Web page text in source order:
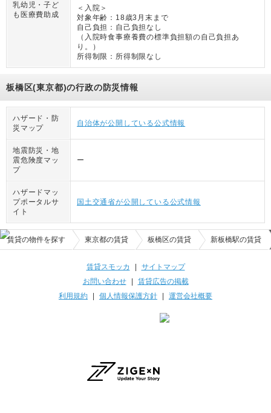
乳幼児・子ど
も医療費助成
＜入院＞
対象年齢： 18歳3月末まで
自己負担： 自己負担なし
（ 入院時食事療養費の標準負担額の自己負担あ
り。
）
所得制限： 所得制限なし
板橋区(東京都)の行政の防災情報
ハザード・防
災マップ
自治体が公開している公式情報
地震防災・地
震危険度マッ
プ
ー
ハザードマッ
プポータルサ
イト
国土交通省が公開している公式情報
賃貸の物件を探す 東京都の賃貸 板橋区の賃貸 新板橋駅の賃貸
賃貸スモッカ
サイトマップ
お問い合わせ| 賃貸広告の掲載
利用規約
個人情報保護方針 運営会社概要